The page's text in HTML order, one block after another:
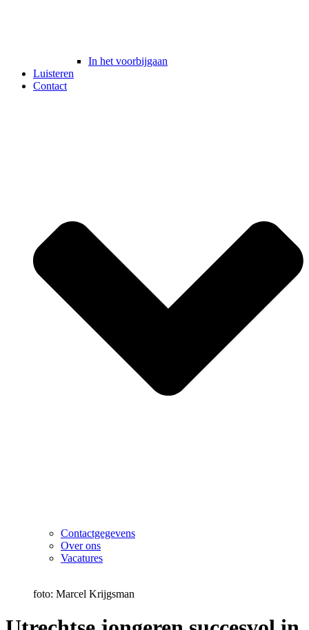
In het voorbijgaan
Luisteren
Contact
Contactgegevens
Over ons
Vacatures
foto: Marcel Krijgsman